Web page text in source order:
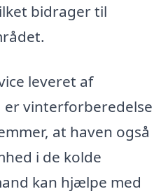
bidrager til
leveret af
er vinterforberedelse
at haven også
i de kolde
kan hjælpe med